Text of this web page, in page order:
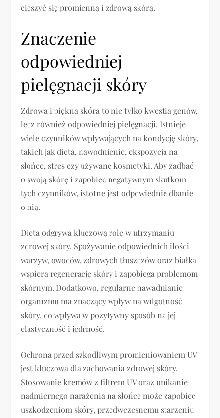
cieszyć się promienną i zdrową skórą.
Znaczenie
odpowiedniej
pielęgnacji skóry
Zdrowa i piękna skóra to nie tylko kwestia genów,
lecz również odpowiedniej pielęgnacji. Istnieje
wiele czynników wpływających na kondycję skóry,
takich jak dieta, nawodnienie, ekspozycja na
słońce, stres czy używane kosmetyki. Aby zadbać
o swoją skórę i zapobiec negatywnym skutkom
tych czynników, istotne jest odpowiednie dbanie
o nią.
Dieta odgrywa kluczową rolę w utrzymaniu
zdrowej skóry. Spożywanie odpowiednich ilości
warzyw, owoców, zdrowych tłuszczów oraz białka
wspiera regenerację skóry i zapobiega problemom
skórnym. Dodatkowo, regularne nawadnianie
organizmu ma znaczący wpływ na wilgotność
skóry, co wpływa w pozytywny sposób na jej
elastyczność i jędrność.
Ochrona przed szkodliwym promieniowaniem UV
jest kluczowa dla zachowania zdrowej skóry.
Stosowanie kremów z filtrem UV oraz unikanie
nadmiernego narażenia na słońce może zapobiec
uszkodzeniom skóry, przedwczesnemu starzeniu